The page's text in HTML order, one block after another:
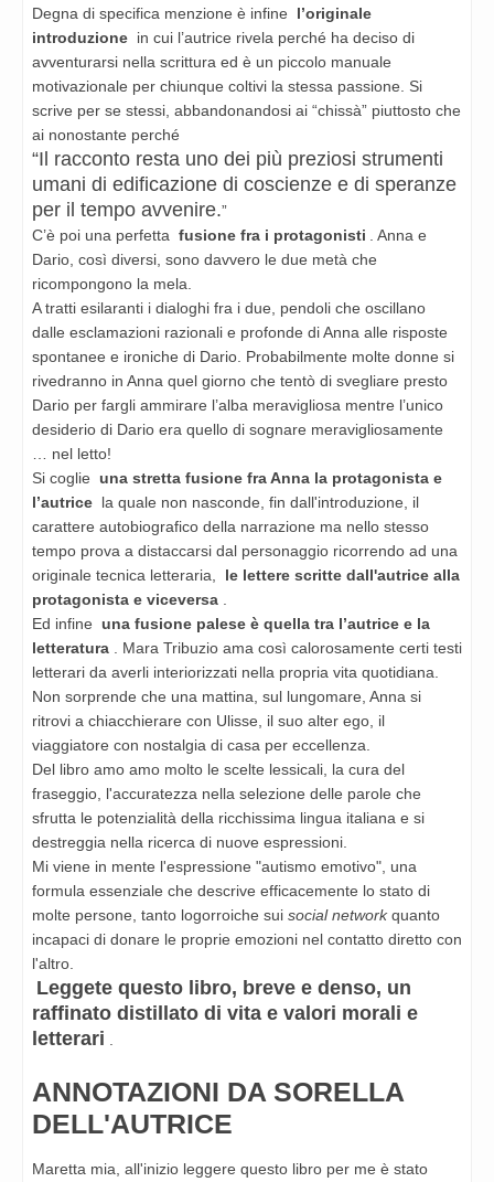
Degna di specifica menzione è infine
l’originale
introduzione in cui l’autrice rivela perché ha deciso di
avventurarsi nella scrittura ed è un piccolo manuale
motivazionale per chiunque coltivi la stessa passione. Si
scrive per se stessi, abbandonandosi ai “chissà” piuttosto che
ai nonostante perché
“Il racconto resta uno dei più preziosi strumenti
umani di edificazione di coscienze e di speranze
per il tempo avvenire.”
C’è poi una perfetta fusione fra i protagonisti
. Anna e
Dario, così diversi, sono davvero le due metà che
ricompongono la mela.
A tratti esilaranti i dialoghi fra i due, pendoli che oscillano
dalle esclamazioni razionali e profonde di Anna alle risposte
spontanee e ironiche di Dario. Probabilmente molte donne si
rivedranno in Anna quel giorno che tentò di svegliare presto
Dario per fargli ammirare l’alba meravigliosa mentre l’unico
desiderio di Dario era quello di sognare meravigliosamente
… nel letto!
Si coglie una stretta fusione fra Anna la protagonista e
l’autrice la quale non nasconde, fin dall'introduzione, il
carattere autobiografico della narrazione ma nello stesso
tempo prova a distaccarsi dal personaggio ricorrendo ad una
originale tecnica letteraria,
le lettere scritte dall'autrice alla
protagonista e viceversa
Ed infine una fusione palese è quella tra l’autrice e la
letteratura
. Mara Tribuzio ama così calorosamente certi testi
letterari da averli interiorizzati nella propria vita quotidiana.
Non sorprende che una mattina, sul lungomare, Anna si
ritrovi a chiacchierare con Ulisse, il suo alter ego, il
viaggiatore con nostalgia di casa per eccellenza.
Del libro amo amo molto le scelte lessicali, la cura del
fraseggio, l'accuratezza nella selezione delle parole che
sfrutta le potenzialità della ricchissima lingua italiana e si
destreggia nella ricerca di nuove espressioni.
Mi viene in mente l'espressione "autismo emotivo", una
formula essenziale che descrive efficacemente lo stato di
molte persone, tanto logorroiche sui social networkquanto
incapaci di donare le proprie emozioni nel contatto diretto con
l'altro.
Leggete questo libro, breve e denso, un
raffinato distillato di vita e valori morali e
letterari
ANNOTAZIONI DA SORELLA
DELL'AUTRICE
Maretta mia, all'inizio leggere questo libro per me è stato